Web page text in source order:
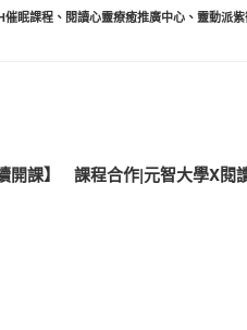
催眠課程、 閱讀心靈療癒推廣中心、 靈動派
課】
課程合作|元智大學X閱